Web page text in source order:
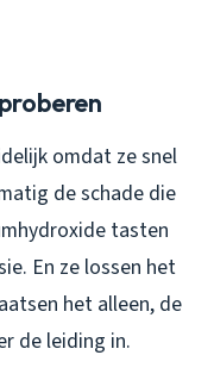
omdat ze snel
de schade die
tasten
En ze lossen het
het alleen, de
de leiding in.